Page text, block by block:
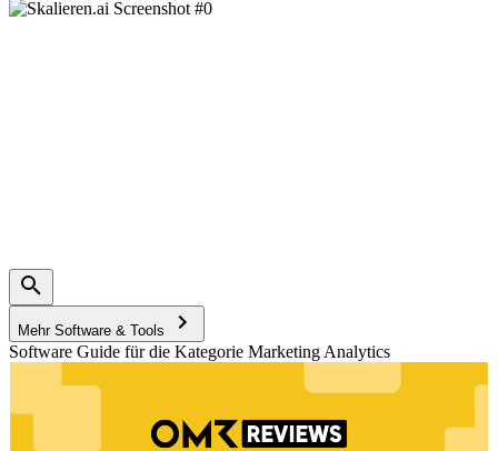
Mehr Software & Tools
Software Guide für die Kategorie Marketing Analytics